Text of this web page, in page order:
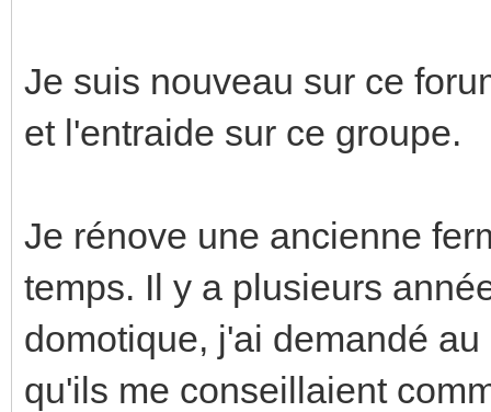
Je suis nouveau sur ce
et l'entraide sur ce groupe.
Je rénove une ancienne
temps. Il y a plusieurs
domotique, j'ai demandé
qu'ils me conseillaient